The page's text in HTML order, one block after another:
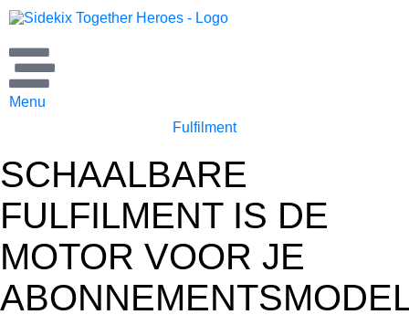
Menu
Fulfilment
SCHAALBARE
FULFILMENT IS DE
MOTOR VOOR JE